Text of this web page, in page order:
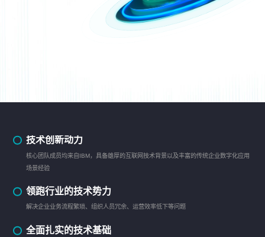
技术创新动力
核心团队成员均来自IBM，具备雄厚的互联网技术背景以及丰富的传统企业数字化应用
场景经验
领跑行业的技术势力
解决企业业务流程繁琐、组织人员冗余、运营效率低下等问题
全面扎实的技术基础